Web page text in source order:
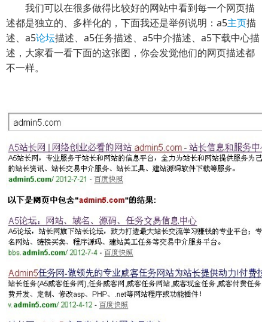
我们可以在很多做得比较好的网站中看到每一个网页描
述都是独立的、多样化的，下面我还是举例说明：a5主页描
述、a5论坛描述、a5任务描述、a5中介描述、a5下载中心描
述，大家看一看下面的这张图，你会发觉他们的网页描述都
不一样。